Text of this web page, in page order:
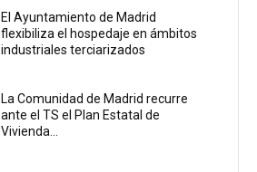
El Ayuntamiento de Madrid
flexibiliza el hospedaje en ámbitos
industriales terciarizados
La Comunidad de Madrid recurre
ante el TS el Plan Estatal de
Vivienda...